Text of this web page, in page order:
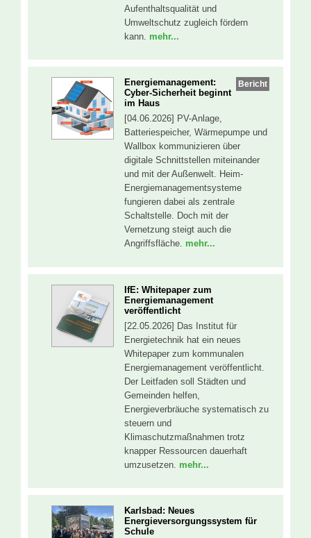
Aufenthaltsqualität und
Umweltschutz zugleich fördern
kann. mehr...
Bericht
Energiemanagement:
Cyber-Sicherheit beginnt
im Haus
[04.06.2026] PV-Anlage,
Batteriespeicher, Wärmepumpe und
Wallbox kommunizieren über
digitale Schnittstellen miteinander
und mit der Außenwelt. Heim-
Energiemanagementsysteme
fungieren dabei als zentrale
Schaltstelle. Doch mit der
Vernetzung steigt auch die
Angriffsfläche. mehr...
IfE: Whitepaper zum
Energiemanagement
veröffentlicht
[22.05.2026] Das Institut für
Energietechnik hat ein neues
Whitepaper zum kommunalen
Energiemanagement veröffentlicht.
Der Leitfaden soll Städten und
Gemeinden helfen,
Energieverbräuche systematisch zu
steuern und
Klimaschutzmaßnahmen trotz
knapper Ressourcen dauerhaft
umzusetzen. mehr...
Karlsbad: Neues
Energieversorgungssystem für
Schule